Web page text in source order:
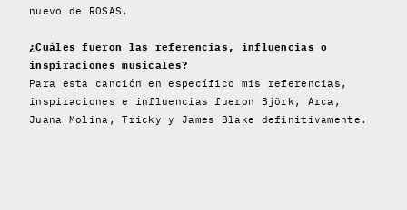
nuevo de ROSAS.
¿Cuáles fueron las referencias, influencias o
inspiraciones musicales?
Para esta canción en específico mis referencias,
inspiraciones e influencias fueron Björk, Arca,
Juana Molina, Tricky y James Blake definitivamente.